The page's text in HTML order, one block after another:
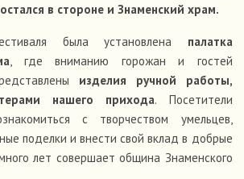
в стороне и Знаменский храм.
была установлена палатка
, где вниманию горожан и гостей
изделия ручной работы,
нашего прихода. Посетители
с творчеством умельцев,
поделки и внести свой вклад в добрые
лет совершает община Знаменского